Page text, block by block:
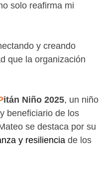
solo reafirma mi
y creando
que la organización
itán Niño 2025, un niño
beneficiario de los
se destaca por su
y resiliencia de los